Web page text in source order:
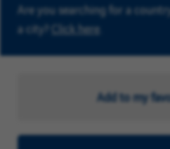
Are you searching for a
a city? Click here
Add to my